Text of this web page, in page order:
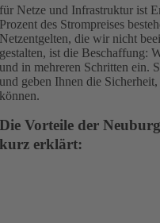
für Netze und Infrastruktur ist
Prozent des Strompreises
Netzentgelten, die wir nicht
gestalten, ist die Beschaffung:
und in mehreren Schritten ein.
und geben Ihnen die
können.
Die Vorteile der
kurz erklärt: